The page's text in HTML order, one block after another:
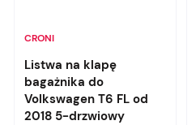
CRONI
Listwa na klapę
bagażnika do
Volkswagen T6 FL od
2018 5-drzwiowy